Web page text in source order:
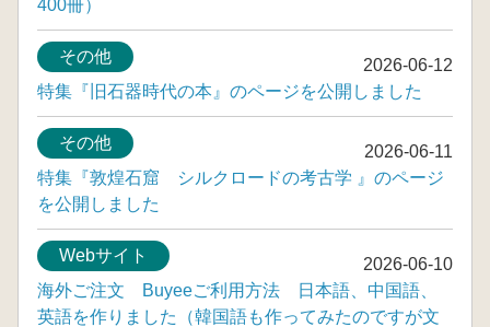
400冊）
2026-06-12
その他
特集『旧石器時代の本』のページを公開しました
2026-06-11
その他
特集『敦煌石窟 シルクロードの考古学 』のページ
を公開しました
2026-06-10
Webサイト
海外ご注文 Buyeeご利用方法 日本語、中国語、
英語を作りました（韓国語も作ってみたのですが文